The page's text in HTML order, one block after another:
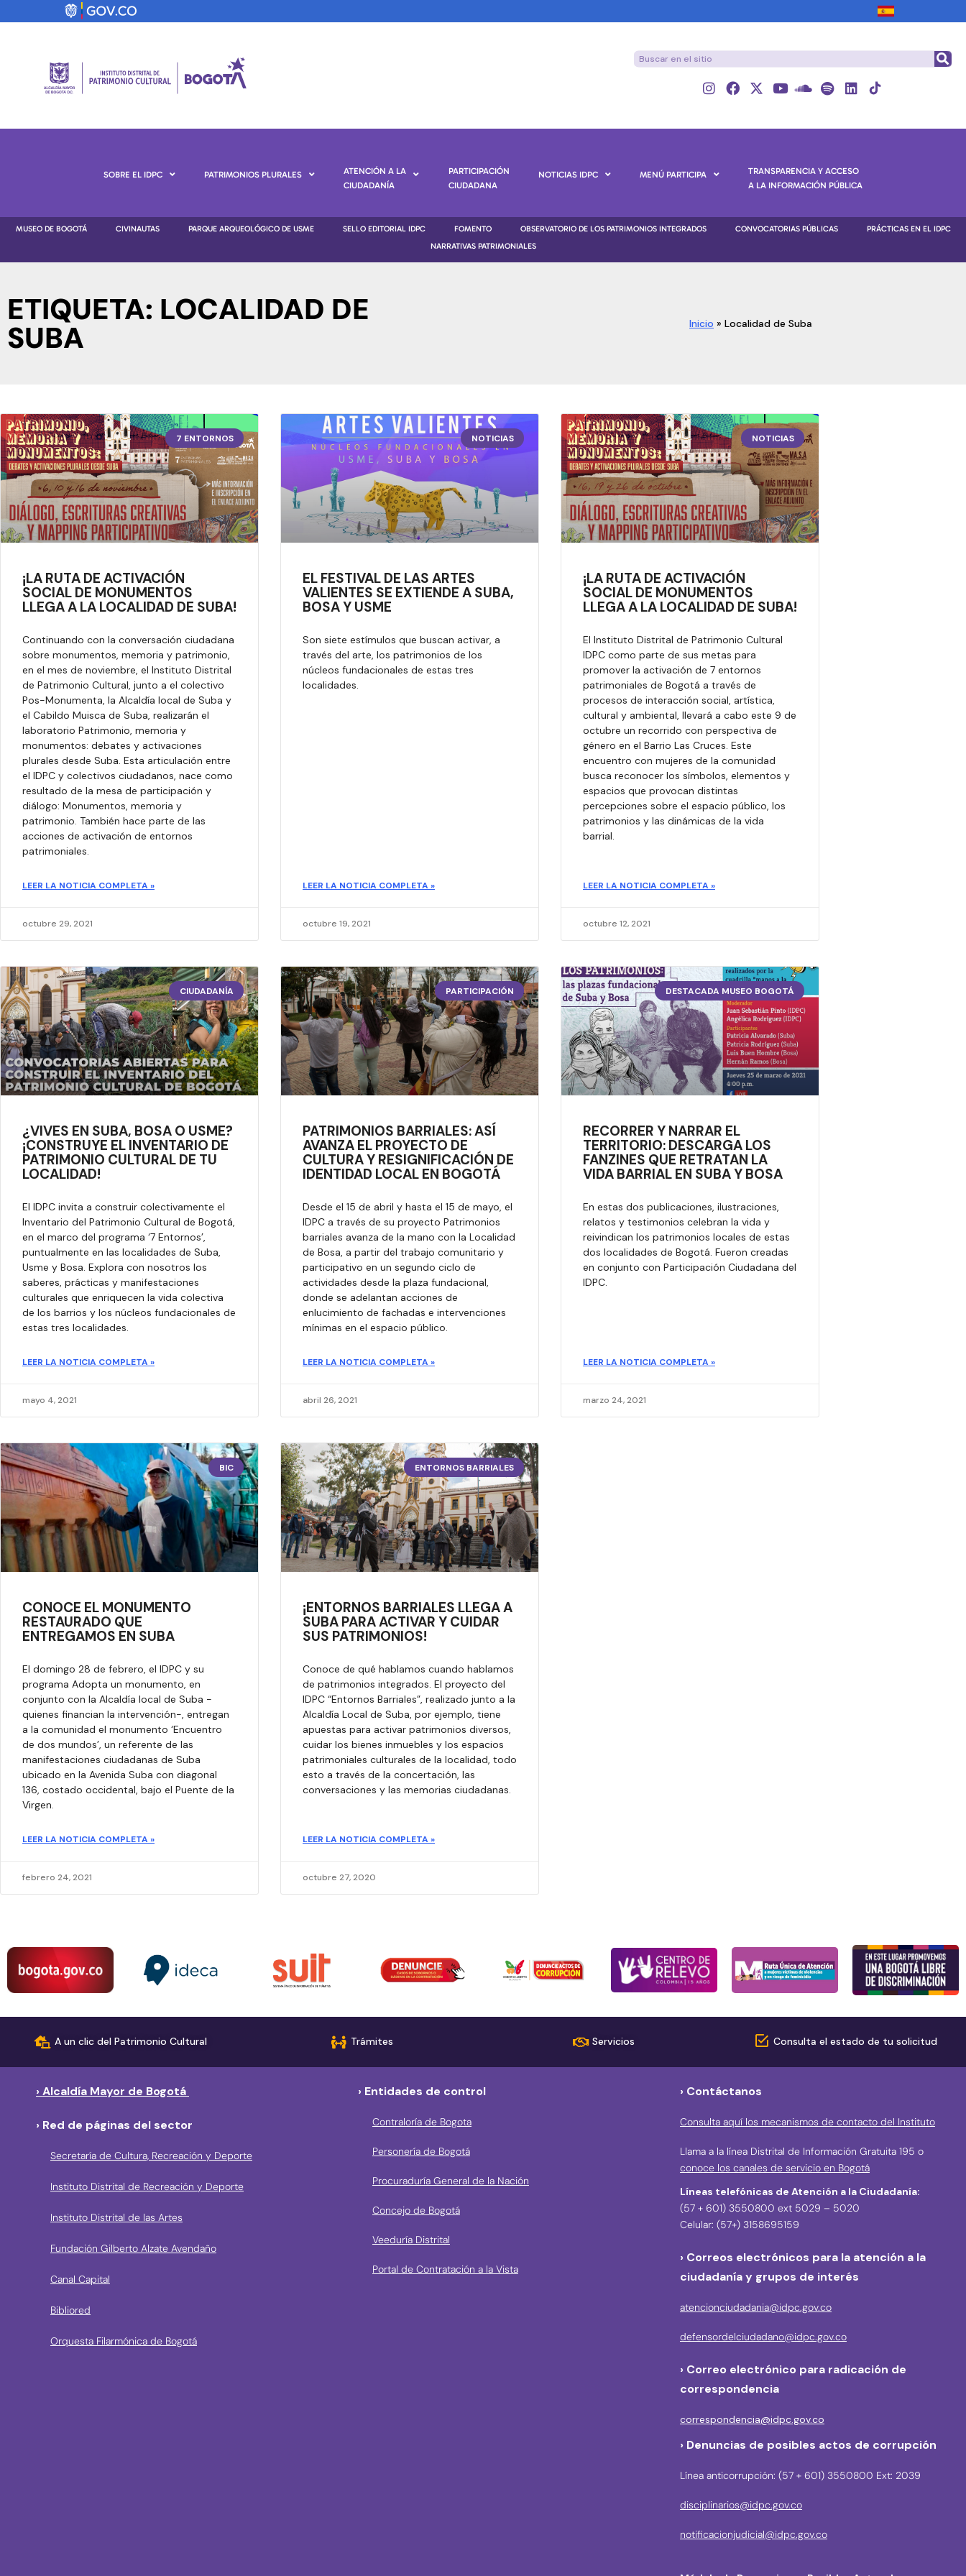
SOBRE EL IDPC PATRIMONIOS PLURALES
ATENCIÓN A LA
CIUDADANÍA
PARTICIPACIÓN
CIUDADANA
NOTICIAS IDPC MENÚ PARTICIPA
TRANSPARENCIA Y ACCESO
A LA INFORMACIÓN PÚBLICA
MUSEO DE BOGOTÁ CIVINAUTAS PARQUE ARQUEOLÓGICO DE USME SELLO EDITORIAL IDPC FOMENTO OBSERVATORIO DE LOS PATRIMONIOS INTEGRADOS CONVOCATORIAS PÚBLICAS
PRÁCTICAS EN EL IDPC
NARRATIVAS PATRIMONIALES
ETIQUETA: LOCALIDAD DE
SUBA Inicio » Localidad de Suba
7 ENTORNOS
¡LA RUTA DE ACTIVACIÓN
SOCIAL DE MONUMENTOS
LLEGA A LA LOCALIDAD DE SUBA!
Continuando con la conversación ciudadana
sobre monumentos, memoria y patrimonio,
en el mes de noviembre, el Instituto Distrital
de Patrimonio Cultural, junto a el colectivo
Pos-Monumenta, la Alcaldía local de Suba y
el Cabildo Muisca de Suba, realizarán el
laboratorio Patrimonio, memoria y
monumentos: debates y activaciones
plurales desde Suba. Esta articulación entre
el IDPC y colectivos ciudadanos, nace como
resultado de la mesa de participación y
diálogo: Monumentos, memoria y
patrimonio. También hace parte de las
acciones de activación de entornos
patrimoniales.
LEER LA NOTICIA COMPLETA »
octubre 29, 2021
NOTICIAS
EL FESTIVAL DE LAS ARTES
VALIENTES SE EXTIENDE A SUBA,
BOSA Y USME
Son siete estímulos que buscan activar, a
través del arte, los patrimonios de los
núcleos fundacionales de estas tres
localidades.
LEER LA NOTICIA COMPLETA »
octubre 19, 2021
NOTICIAS
¡LA RUTA DE ACTIVACIÓN
SOCIAL DE MONUMENTOS
LLEGA A LA LOCALIDAD DE SUBA!
El Instituto Distrital de Patrimonio Cultural
IDPC como parte de sus metas para
promover la activación de 7 entornos
patrimoniales de Bogotá a través de
procesos de interacción social, artística,
cultural y ambiental, llevará a cabo este 9 de
octubre un recorrido con perspectiva de
género en el Barrio Las Cruces. Este
encuentro con mujeres de la comunidad
busca reconocer los símbolos, elementos y
espacios que provocan distintas
percepciones sobre el espacio público, los
patrimonios y las dinámicas de la vida
barrial.
LEER LA NOTICIA COMPLETA »
octubre 12, 2021
CIUDADANÍA
¿VIVES EN SUBA, BOSA O USME?
¡CONSTRUYE EL INVENTARIO DE
PATRIMONIO CULTURAL DE TU
LOCALIDAD!
El IDPC invita a construir colectivamente el
Inventario del Patrimonio Cultural de Bogotá,
en el marco del programa ‘7 Entornos’,
puntualmente en las localidades de Suba,
Usme y Bosa. Explora con nosotros los
saberes, prácticas y manifestaciones
culturales que enriquecen la vida colectiva
de los barrios y los núcleos fundacionales de
estas tres localidades.​
LEER LA NOTICIA COMPLETA »
mayo 4, 2021
PARTICIPACIÓN
PATRIMONIOS BARRIALES: ASÍ
AVANZA EL PROYECTO DE
CULTURA Y RESIGNIFICACIÓN DE
IDENTIDAD LOCAL EN BOGOTÁ
Desde el 15 de abril y hasta el 15 de mayo, el
IDPC a través de su proyecto Patrimonios
barriales avanza de la mano con la Localidad
de Bosa, a partir del trabajo comunitario y
participativo en un segundo ciclo de
actividades desde la plaza fundacional,
donde se adelantan acciones de
enlucimiento de fachadas e intervenciones
mínimas en el espacio público.
LEER LA NOTICIA COMPLETA »
abril 26, 2021
DESTACADA MUSEO BOGOTÁ
RECORRER Y NARRAR EL
TERRITORIO: DESCARGA LOS
FANZINES QUE RETRATAN LA
VIDA BARRIAL EN SUBA Y BOSA
En estas dos publicaciones, ilustraciones,
relatos y testimonios celebran la vida y
reivindican los patrimonios locales de estas
dos localidades de Bogotá. Fueron creadas
en conjunto con Participación Ciudadana del
IDPC.
LEER LA NOTICIA COMPLETA »
marzo 24, 2021
BIC
CONOCE EL MONUMENTO
RESTAURADO QUE
ENTREGAMOS EN SUBA
El domingo 28 de febrero, el IDPC y su
programa Adopta un monumento, en
conjunto con la Alcaldía local de Suba -
quienes financian la intervención-, entregan
a la comunidad el monumento ‘Encuentro
de dos mundos’, un referente de las
manifestaciones ciudadanas de Suba
ubicado en la Avenida Suba con diagonal
136, costado occidental, bajo el Puente de la
Virgen.
LEER LA NOTICIA COMPLETA »
febrero 24, 2021
ENTORNOS BARRIALES
¡ENTORNOS BARRIALES LLEGA A
SUBA PARA ACTIVAR Y CUIDAR
SUS PATRIMONIOS!
Conoce de qué hablamos cuando hablamos
de patrimonios integrados. El proyecto del
IDPC “Entornos Barriales”, realizado junto a la
Alcaldía Local de Suba, por ejemplo, tiene
apuestas para activar patrimonios diversos,
cuidar los bienes inmuebles y los espacios
patrimoniales culturales de la localidad, todo
esto a través de la concertación, las
conversaciones y las memorias ciudadanas.​
LEER LA NOTICIA COMPLETA »
octubre 27, 2020
A un clic del Patrimonio Cultural Trámites Servicios Consulta el estado de tu solicitud
› Alcaldía Mayor de Bogotá
› Red de páginas del sector
Secretaría de Cultura, Recreación y Deporte
Instituto Distrital de Recreación y Deporte
Instituto Distrital de las Artes
Fundación Gilberto Alzate Avendaño
Canal Capital
Bibliored
Orquesta Filarmónica de Bogotá
› Entidades de control
Contraloría de Bogota
Personería de Bogotá
Procuraduría General de la Nación
Concejo de Bogotá
Veeduría Distrital
Portal de Contratación a la Vista
› Contáctanos
Consulta aquí los mecanismos de contacto del Instituto
Llama a la línea Distrital de Información Gratuita 195 o
conoce los canales de servicio en Bogotá
Líneas telefónicas de Atención a la Ciudadanía:
(57 + 601) 3550800 ext 5029 – 5020
Celular: (57+) 3158695159
› Correos electrónicos para la atención a la
ciudadanía y grupos de interés
atencionciudadania@idpc.gov.co
defensordelciudadano@idpc.gov.co
› Correo electrónico para radicación de
correspondencia
correspondencia@idpc.gov.co
› Denuncias de posibles actos de corrupción
Línea anticorrupción: (57 + 601) 3550800 Ext: 2039
disciplinarios@idpc.gov.co
notificacionjudicial@idpc.gov.co